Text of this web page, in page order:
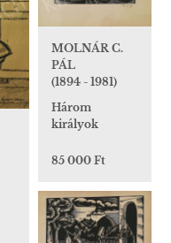
MOLNÁR C.
PÁL
(1894 - 1981)
Három
királyok
85 000 Ft